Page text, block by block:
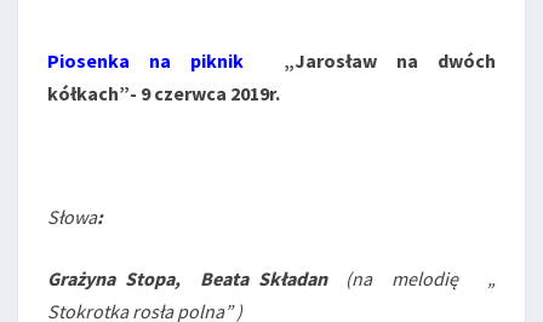
Piosenka na piknik „Jarosław na dwóch
kółkach”- 9 czerwca 2019r.
Słowa:
Grażyna Stopa, Beata Składan (na melodię „
Stokrotka rosła polna” )